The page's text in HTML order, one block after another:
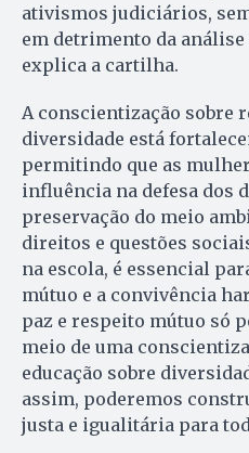
ativismos judiciários,
em detrimento da
explica a cartilha.
A conscientização sobre
diversidade está
permitindo que as
influência na defesa dos
preservação do meio
direitos e questões
na escola, é essencial
mútuo e a convivência
paz e respeito mútuo só
meio de uma
educação sobre
assim, poderemos
justa e igualitária para